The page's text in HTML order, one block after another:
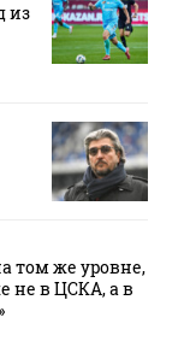
из
том же уровне,
не в ЦСКА, а в